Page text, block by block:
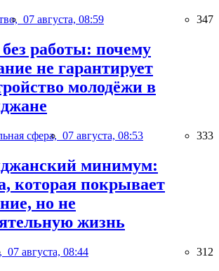
07 августа, 08:59 347
работы: почему
не гарантирует
молодёжи в
сфера, 07 августа, 08:53 333
минимум:
которая покрывает
но не
жизнь
07 августа, 08:44 312